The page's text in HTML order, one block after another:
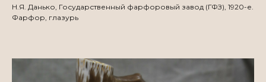
Н.Я. Данько, Государственный фарфоровый завод (ГФЗ), 1920-е.
Фарфор, глазурь